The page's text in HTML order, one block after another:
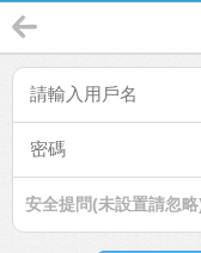
安全提問(未設置請忽略